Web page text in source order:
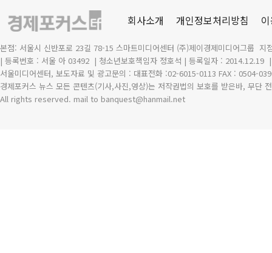
회사소개 개인정보처리방침
본점: 서울시 신반포로 23길 78-15 스마트미디어센터 (주)제이경제미디어그룹 지
| 등록번호 : 서울 아 03492 | 청소년보호책임자 정호석 | 등록일자 : 2014.12.19
서울미디어센터, 보도자료 및 광고문의 : 대표전화 :02-6015-0113 FAX : 0504-
경제포커스 뉴스 모든 콘텐츠(기사,사진,영상)는 저작권법의 보호를 받은바, 무단
All rights reserved. mail to banquest@hanmail.net